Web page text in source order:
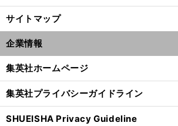
サイトマップ
企業情報
集英社ホームページ
集英社プライバシーガイドライン
SHUEISHA Privacy Guideline